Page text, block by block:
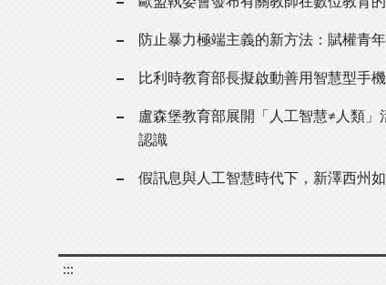
防止暴力極端主義的新方法：賦權青
比利時教育部長擬啟動善用智慧型手
盧森堡教育部展開「人工智慧≠人類
認識
假訊息與人工智慧時代下，新澤西州
:::